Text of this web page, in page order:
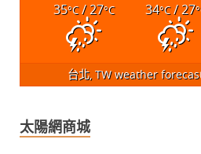
35°C/ 27°C 34°C/ 27
台北, TWweather
太陽網商城